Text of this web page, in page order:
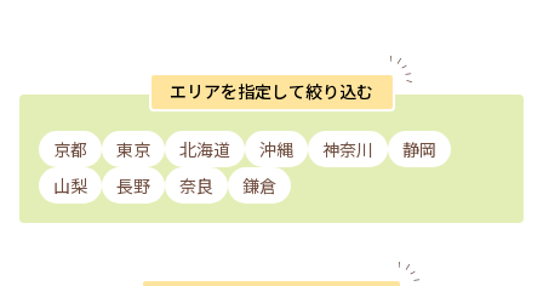
エリアを指定して絞り込む
京都 東京 北海道 沖縄 神奈川
静岡
山梨
長野 奈良 鎌倉